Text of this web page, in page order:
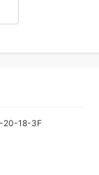
20-18-3F